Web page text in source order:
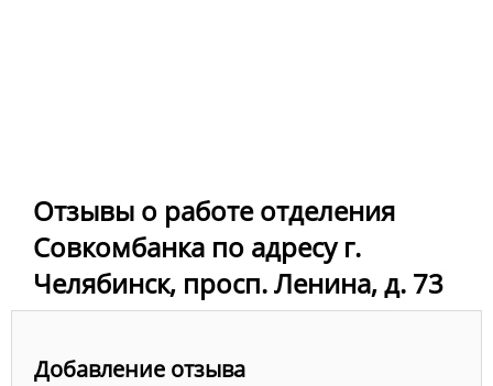
Отзывы о работе отделения
Совкомбанка по адресу г.
Челябинск, просп. Ленина, д. 73
Добавление отзыва